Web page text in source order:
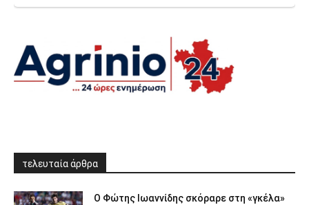
τελευταία άρθρα
Ο Φώτης Ιωαννίδης σκόραρε στη «γκέλα»